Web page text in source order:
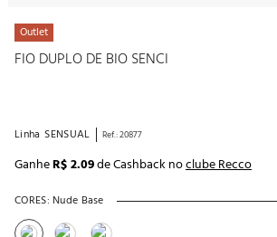
Outlet
FIO DUPLO DE BIO SENCI
Linha SENSUAL Ref.:20877
GanheR$ 2.09de Cashback noclube Recco
CORES: Nude Base